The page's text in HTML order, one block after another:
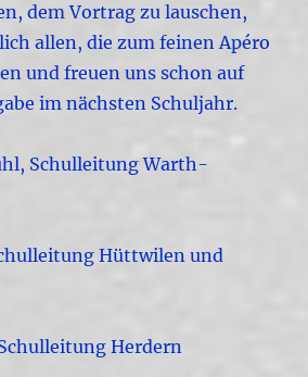
dem Vortrag zu lauschen,
allen, die zum feinen Apéro
und freuen uns schon auf
im nächsten Schuljahr.
Schulleitung Warth-
Hüttwilen und
Herdern